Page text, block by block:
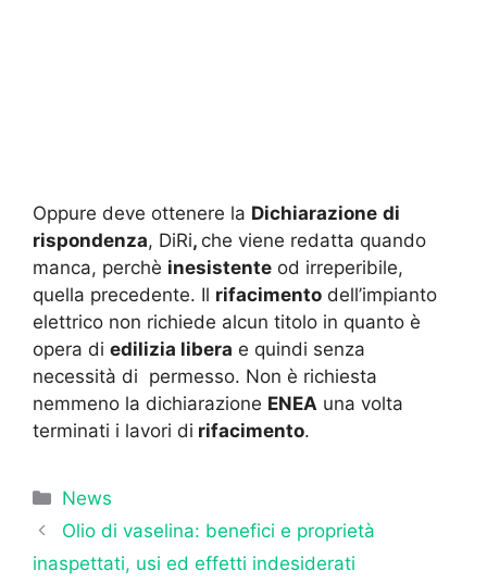
Oppure deve ottenere la Dichiarazione di
rispondenza, DiRi, che viene redatta quando
manca, perchè inesistente od irreperibile,
quella precedente. Il rifacimento dell’impianto
elettrico non richiede alcun titolo in quanto è
opera di edilizia libera e quindi senza
necessità di permesso. Non è richiesta
nemmeno la dichiarazione ENEA una volta
terminati i lavori di rifacimento.
Categorie
News
Olio di vaselina: benefici e proprietà
inaspettati, usi ed effetti indesiderati